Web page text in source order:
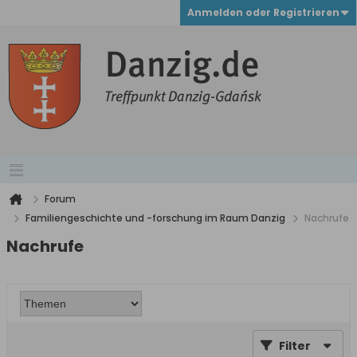
Anmelden oder Registrieren
Forum
Familiengeschichte und -forschung im Raum Danzig
Nachrufe
Nachrufe
Filter